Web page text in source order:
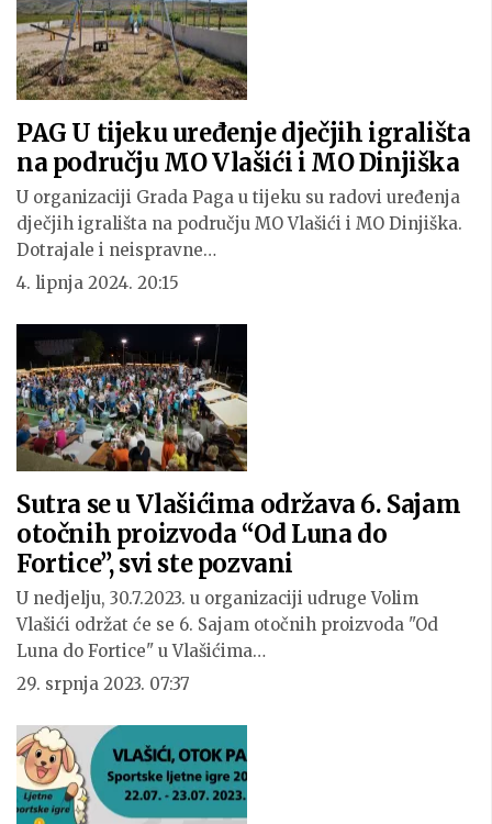
PAG U tijeku uređenje dječjih igrališta
na području MO Vlašići i MO Dinjiška
U organizaciji Grada Paga u tijeku su radovi uređenja
dječjih igrališta na području MO Vlašići i MO Dinjiška.
Dotrajale i neispravne…
4. lipnja 2024. 20:15
Sutra se u Vlašićima održava 6. Sajam
otočnih proizvoda “Od Luna do
Fortice”, svi ste pozvani
U nedjelju, 30.7.2023. u organizaciji udruge Volim
Vlašići održat će se 6. Sajam otočnih proizvoda "Od
Luna do Fortice" u Vlašićima…
29. srpnja 2023. 07:37